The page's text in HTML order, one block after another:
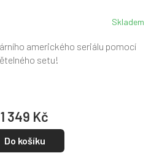
Skladem
1 349 Kč
Do košíku
amerického seriálu pomocí
setu!